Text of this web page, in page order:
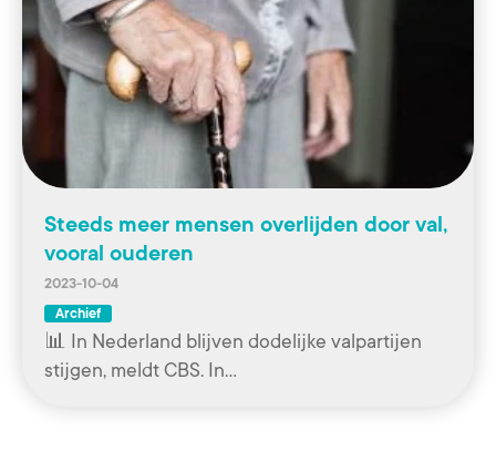
Steeds meer mensen overlijden door val,
vooral ouderen
2023-10-04
Archief
📊 In Nederland blijven dodelijke valpartijen
stijgen, meldt CBS. In…